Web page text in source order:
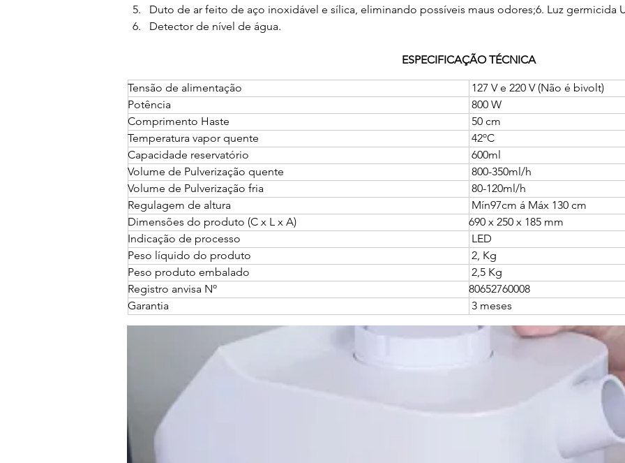
Duto de ar feito de aço inoxidável e sílica, eliminando possíveis maus odores;6. Luz germicida
Detector de nível de água.
ESPECIFICAÇÃO TÉCNICA
Tensão de alimentação
127 V e 220 V (Não é bivolt)
Potência
800 W
Comprimento Haste
50 cm
Temperatura vapor quente
42ºC
Capacidade reservatório
600ml
Volume de Pulverização quente
800-350ml/h
Volume de Pulverização fria
80-120ml/h
Regulagem de altura
Mín97cm á Máx 130 cm
Dimensões do produto (C x L x A)
690 x 250 x 185 mm
Indicação de processo
LED
Peso líquido do produto
2, Kg
Peso produto embalado
2,5 Kg
Registro anvisa Nº
80652760008
Garantia
3 meses